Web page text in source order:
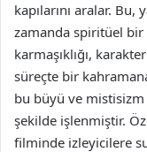
kapılarını aralar.
zamanda spiritüel
karmaşıklığı,
süreçte bir
bu büyü ve mistisizm
şekilde işlenmiştir.
filminde izleyicilere